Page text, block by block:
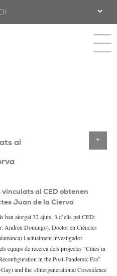
Demogràfics
al
al CED obtenen
Juan de la Cierva
han atorgat 32 ajuts, 3 d’ells pel CED:
Andreu Domingo). Doctor en Ciències
i actualment investigador
equips de recerca dels projectes “Cities in
in the Post-Pandemic Era”
and the «Intergenerational Coresidence